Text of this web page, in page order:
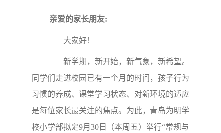
亲爱的家长朋友:
大家好！
新学期，新开始，新气象，新希望。
同学们走进校园已有一个月的时间，孩子行为
习惯的养成、课堂学习状态、对新环境的适应
是每位家长最关注的焦点。为此，青岛为明学
校小学部拟定9月30日（本周五）举行“常规与